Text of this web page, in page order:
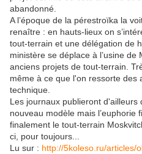
abandonné.
A l’époque de la pérestroïka la
renaître : en hauts-lieux on
tout-terrain et une délégation de
ministère se déplace à l’usine
anciens projets de tout-terrain.
même à ce que l'on ressorte des
technique.
Les journaux publieront d'ailleurs
nouveau modèle mais l’euphorie
finalement le tout-terrain
ci, pour toujours...
Lu sur : http://5koleso.ru/articles/